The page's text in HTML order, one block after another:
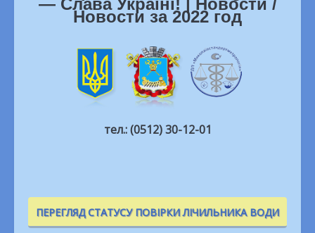
тел.: (0512) 30-12-01
ПЕРЕГЛЯД СТАТУСУ ПОВІРКИ ЛІЧИЛЬНИКА ВОДИ